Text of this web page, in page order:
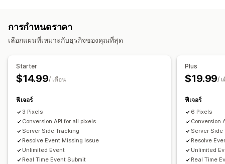
การจัดการแคมเปญ
การวิเคราะห์ประสิทธิภาพ
การติดตามประสิทธิภาพ
การติดตามคอนเวอร์ชัน
การติดตามเหตุการณ์
การตลาดและการขาย
การวิเคราะห์ช่องทาง
การกำหนดราคา
เลือกแผนที่เหมาะกับธุรกิจของคุณที่สุด
Starter
$14.99/ เดือน
ฟีเจอร์
3 Pixels
Conversion API for all pixels
Server Side Tracking
Resolve Event Missing Issue
Unlimited Event
Real Time Event Submit
Plus
$19.99/
ฟีเจอร์
6 Pixels
Conversion
Server Side
Resolve
Unlimited
Real Time